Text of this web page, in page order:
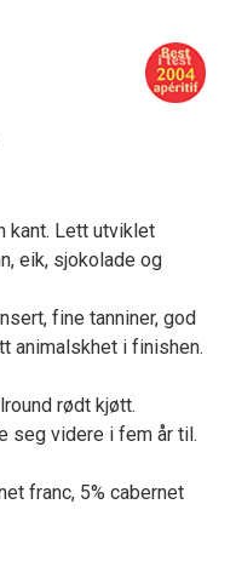
kant. Lett utviklet
eik, sjokolade og
fine tanniner, god
animalskhet i finishen.
rødt kjøtt.
seg videre i fem år til.
franc, 5% cabernet